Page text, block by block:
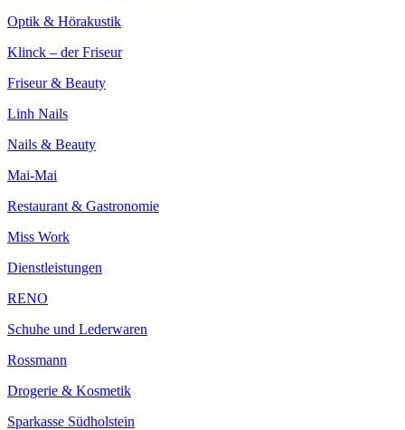
Optik & Hörakustik
Klinck – der Friseur
Friseur & Beauty
Linh Nails
Nails & Beauty
Mai-Mai
Restaurant & Gastronomie
Miss Work
Dienstleistungen
RENO
Schuhe und Lederwaren
Rossmann
Drogerie & Kosmetik
Sparkasse Südholstein